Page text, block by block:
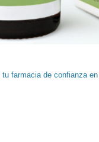
farmacia de confianza